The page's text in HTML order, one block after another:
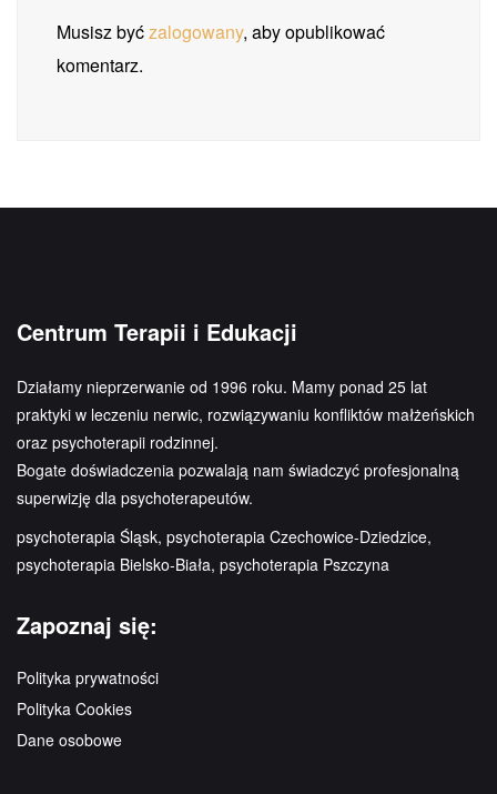
Musisz byćzalogowany, aby opublikować
komentarz.
Centrum Terapii i Edukacji
Działamy nieprzerwanie od 1996 roku. Mamy ponad 25 lat
praktyki w leczeniu nerwic, rozwiązywaniu konfliktów małżeńskich
oraz psychoterapii rodzinnej.
Bogate doświadczenia pozwalają nam świadczyć profesjonalną
superwizję dla psychoterapeutów.
psychoterapia Śląsk, psychoterapia Czechowice-Dziedzice,
psychoterapia Bielsko-Biała, psychoterapia Pszczyna
Zapoznaj się:
Polityka prywatności
Polityka Cookies
Dane osobowe